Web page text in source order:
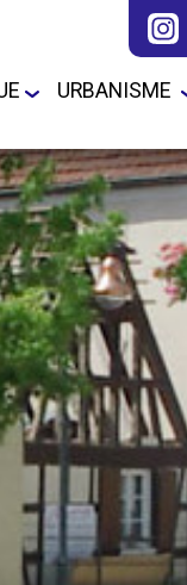
Publique(s)
Commune
Conseil
Délibérations
Police Municipale
Pluricommunale
GCO Grand
Contournement Ouest
/
Postale
de
Petite
Artisans,
Emploi
Fibre
Liens
Santé
Sécurité
Seniors
URBANISME
Construire à
Teleservice/
dossiers